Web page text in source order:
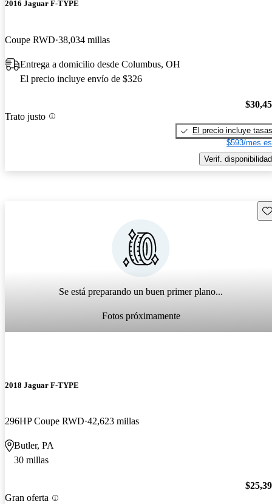
2016 Jaguar F-TYPE
Coupe RWD 38,034 millas
Entrega a domicilio desde Columbus, OH
El precio incluye envío de $326
Trato justo
El precio incluye tasas
$593/mes
Verif. disponibilidad
Se está preparando un buen primer plano...
Fotos próximamente
2018 Jaguar F-TYPE
296HP Coupe RWD 42,623 millas
Butler, PA
30 millas
Gran oferta